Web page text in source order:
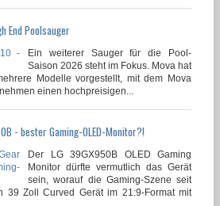
End Poolsauger
Ein weiterer Sauger für die Pool-
Saison 2026 steht im Fokus. Mova hat
Modelle vorgestellt, mit dem Mova
einen hochpreisigen...
- bester Gaming-OLED-Monitor?!
Der LG 39GX950B OLED Gaming
Monitor dürfte vermutlich das Gerät
sein, worauf die Gaming-Szene seit
39 Zoll Curved Gerät im 21:9-Format mit